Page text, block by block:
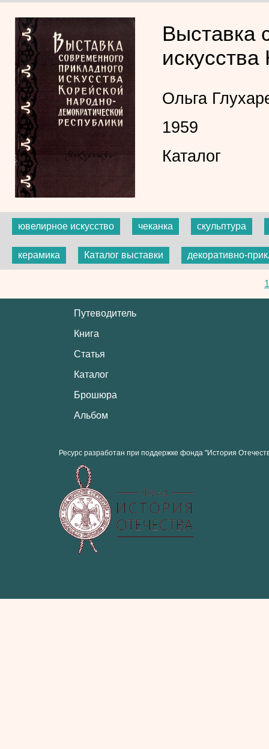
Выставка
Ольга
1959
Каталог
ювелирное искусство чеканка скульптура
керамика Каталог выставки декоративно-
1
Путеводитель
Книга
Статья
Каталог
Брошюра
Альбом
Ресурс разработан при поддержке фонда "История